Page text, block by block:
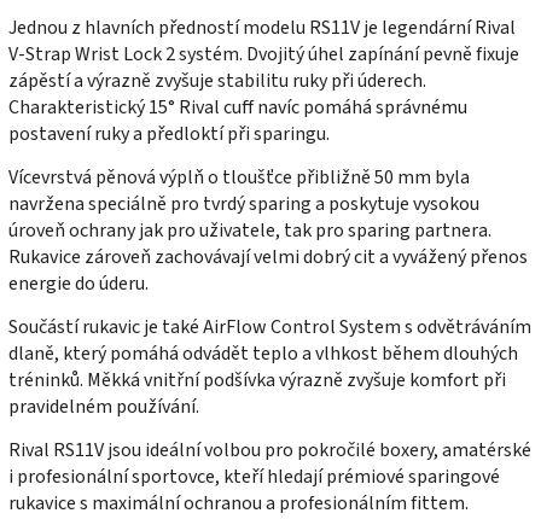
Jednou z hlavních předností modelu RS11V je legendární Rival
V-Strap Wrist Lock 2 systém. Dvojitý úhel zapínání pevně fixuje
zápěstí a výrazně zvyšuje stabilitu ruky při úderech.
Charakteristický 15° Rival cuff navíc pomáhá správnému
postavení ruky a předloktí při sparingu.
Vícevrstvá pěnová výplň o tloušťce přibližně 50 mm byla
navržena speciálně pro tvrdý sparing a poskytuje vysokou
úroveň ochrany jak pro uživatele, tak pro sparing partnera.
Rukavice zároveň zachovávají velmi dobrý cit a vyvážený přenos
energie do úderu.
Součástí rukavic je také AirFlow Control System s odvětráváním
dlaně, který pomáhá odvádět teplo a vlhkost během dlouhých
tréninků. Měkká vnitřní podšívka výrazně zvyšuje komfort při
pravidelném používání.
Rival RS11V jsou ideální volbou pro pokročilé boxery, amatérské
i profesionální sportovce, kteří hledají prémiové sparingové
rukavice s maximální ochranou a profesionálním fittem.